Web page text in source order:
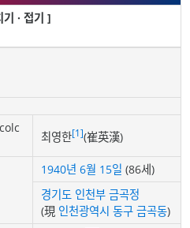
기 · 접기 ]
최영한[1](崔英漢)
1940년 6월 15일 (86세)
경기도 인천부 금곡정
(現 인천광역시 동구 금곡동)